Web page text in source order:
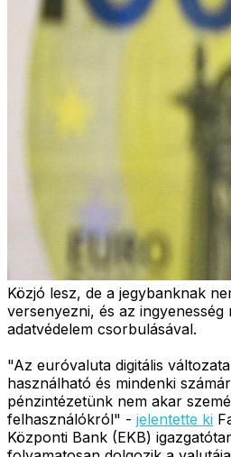
Közjó lesz, de a jegybanknak
versenyezni, és az ingyenesség
adatvédelem csorbulásával.
"Az euróvaluta digitális
használható és mindenki
pénzintézetünk nem akar
felhasználókról" - jelentette ki
Központi Bank (EKB)